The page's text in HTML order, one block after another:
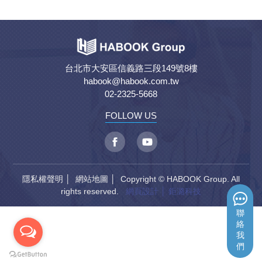
聯
絡
我
們
台北市大安區信義路三段149號8樓
habook@habook.com.tw
02-2325-5668
FOLLOW US
隱私權聲明 網站地圖
│ Copyright © HABOOK Group. All
rights reserved. 網頁設計 │ 鉅潞科技